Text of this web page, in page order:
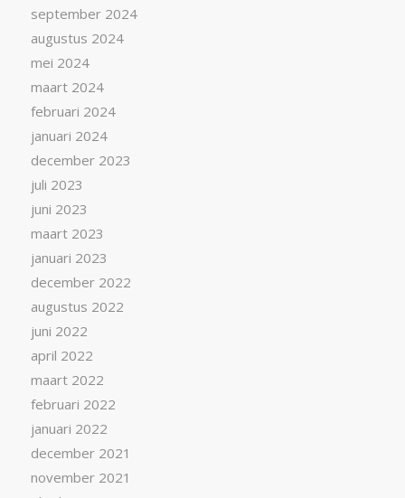
september 2024
augustus 2024
mei 2024
maart 2024
februari 2024
januari 2024
december 2023
juli 2023
juni 2023
maart 2023
januari 2023
december 2022
augustus 2022
juni 2022
april 2022
maart 2022
februari 2022
januari 2022
december 2021
november 2021